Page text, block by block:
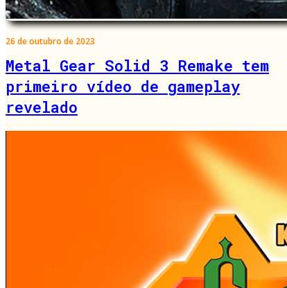
26 de outubro de 2023
Metal Gear Solid 3 Remake tem
primeiro vídeo de gameplay
revelado